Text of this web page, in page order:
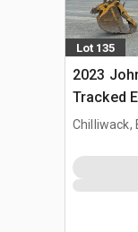
Lot 135
2023
Tracked
Chilliwack,